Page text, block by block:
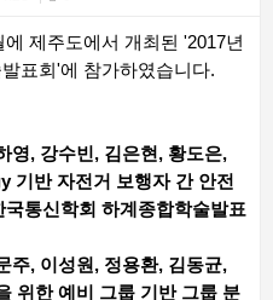
제주도에서 개최된 '2017년
표회'에 참가하였습니다.
영, 강수빈, 김은현, 황도은,
기반 자전거 보행자 간 안전
통신학회 하계종합학술발표
주, 이성원, 정용환, 김동균,
위한 예비 그룹 기반 그룹 분